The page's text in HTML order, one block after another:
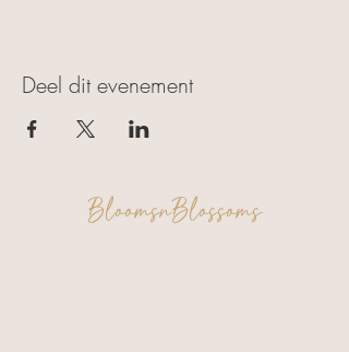
Deel dit evenement
BloomsnBlossoms